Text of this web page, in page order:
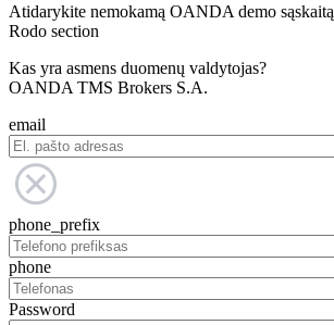
Atidarykite nemokamą OANDA demo sąskaitą
Rodo section
Kas yra asmens duomenų valdytojas?
OANDA TMS Brokers S.A.
email
phone_prefix
phone
Password